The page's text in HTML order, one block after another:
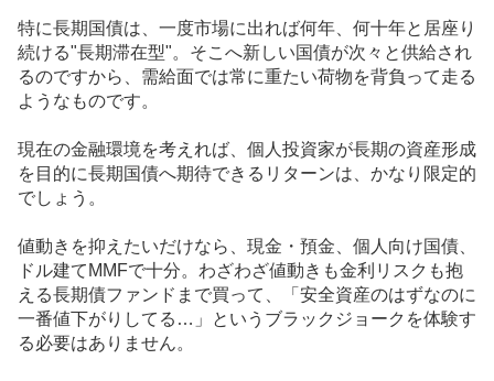
事
特に長期国債は、一度市場に出れば何年、何十年と居座り
続ける"長期滞在型"。そこへ新しい国債が次々と供給され
るのですから、需給面では常に重たい荷物を背負って走る
ようなものです。
現在の金融環境を考えれば、個人投資家が長期の資産形成
を目的に長期国債へ期待できるリターンは、かなり限定的
でしょう。
値動きを抑えたいだけなら、現金・預金、個人向け国債、
ドル建てMMFで十分。わざわざ値動きも金利リスクも抱
える長期債ファンド まで買って、「安全資産のはずなのに
一番値下がりしてる…」というブラックジョークを体験す
る必要はありません。